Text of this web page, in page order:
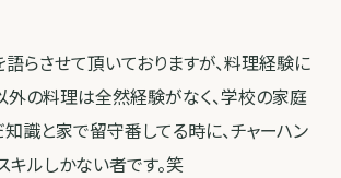
語らさせて頂いておりますが、料理経験に
外の料理は全然経験がなく、学校の家庭
識と家で留守番してる時に、チャーハン
キルしかない者です。笑